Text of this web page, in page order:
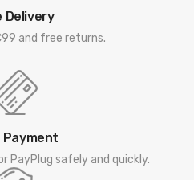
Delivery
and free returns.
PayPlug safely and quickly.